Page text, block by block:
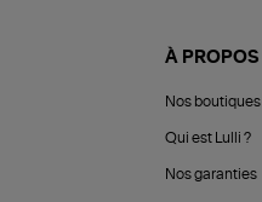
À PROPOS
Nos boutiques
Qui est Lulli ?
Nos garanties